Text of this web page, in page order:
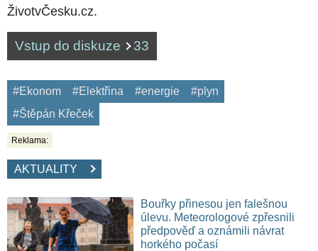
ŽivotvČesku.cz.
Vstup do diskuze 33
#Ekonom #Elektřina #energie
#plyn
#Štěpán Křeček
Reklama:
AKTUALITY
Bouřky přinesou jen falešnou
úlevu. Meteorologové zpřesnili
předpověď a oznámili návrat
horkého počasí